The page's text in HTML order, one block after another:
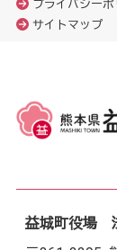
プライバシーポ
サイトマップ
益城町役場